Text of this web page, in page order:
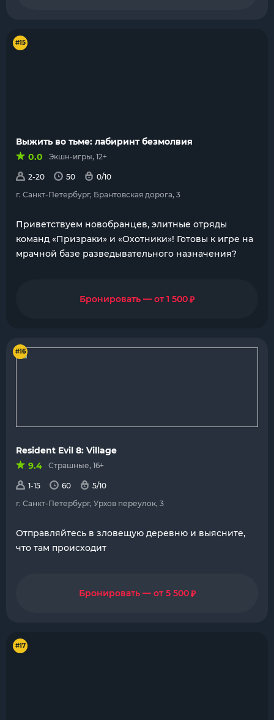
#15
Выжить во тьме: лабиринт безмолвия
0.0
Экшн-игры, 12+
2-20 50
0/10
г. Санкт-Петербург, Брантовская дорога, 3
Приветствуем новобранцев, элитные отряды
команд «Призраки» и «Охотники»! Готовы к игре на
мрачной базе разведывательного назначения?
Бронировать — от 1 500₽
#16
Resident Evil 8: Village
9.4
Страшные, 16+
1-15 60
5/10
г. Санкт-Петербург, Урхов переулок, 3
Отправляйтесь в зловещую деревню и выясните,
что там происходит
Бронировать — от 5 500₽
#17